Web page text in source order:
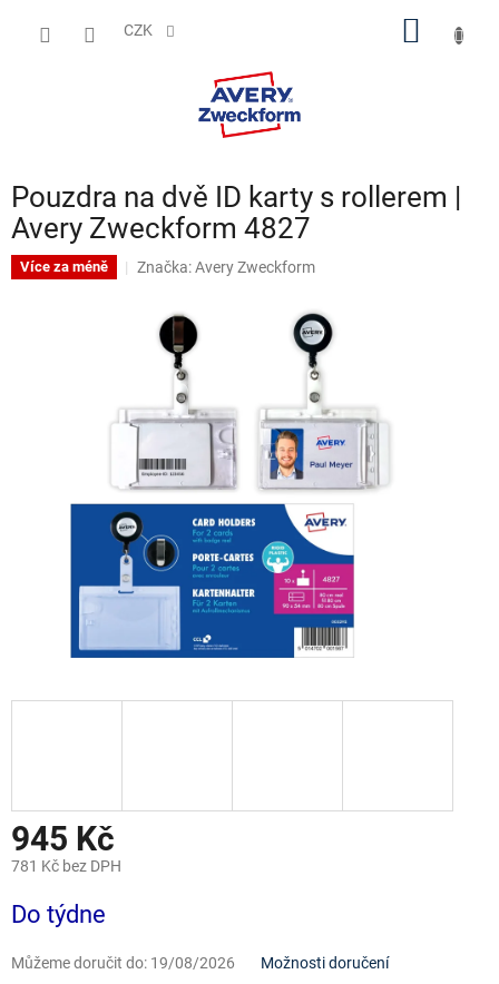
CZK
Pouzdra na dvě ID karty s rollerem |
Avery Zweckform 4827
Více za méně Značka:Avery Zweckform
945 Kč
781 Kč bez DPH
cena:
Do týdne
Můžeme doručit do: 19/08/2026 Možnosti doručení